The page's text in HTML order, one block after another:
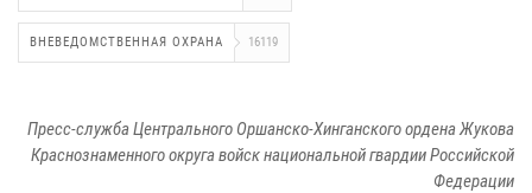
ВНЕВЕДОМСТВЕННАЯ ОХРАНА 16119
Пресс-служба Центрального Оршанско-Хинганского ордена Жукова
Краснознаменного округа войск национальной гвардии Российской
Федерации